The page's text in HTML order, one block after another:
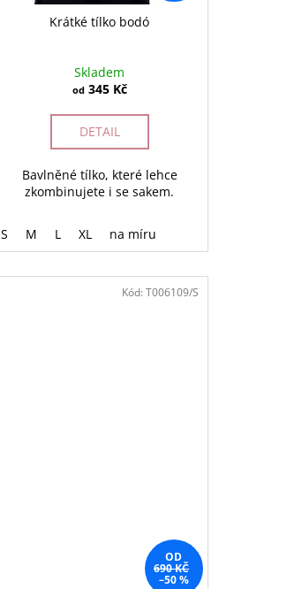
Krátké tílko bodó
Skladem
od345 Kč
DETAIL
Bavlněné tílko, které lehce
zkombinujete i se sakem.
S M L XL na míru
OD
690 KČ
–50 %
Kód: T006109/S